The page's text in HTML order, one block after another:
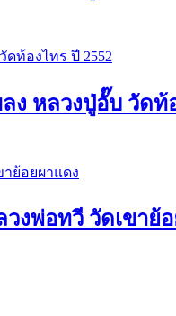
หลวงปู่อั๊บ วัดท้อ
งพ่อทวี วัดเขาย้